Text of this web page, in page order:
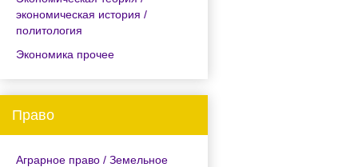
экономическая история /
политология
Экономика прочее
Право
Аграрное право / Земельное